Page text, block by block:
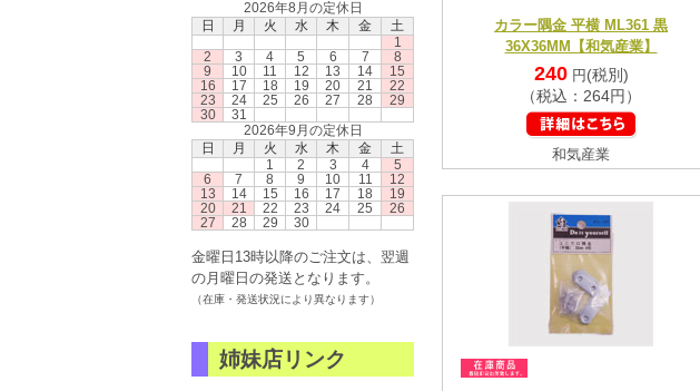
2026年8月の定休日
日
月 火 水 木 金
土
1
2
3 4 5 6 7
8
9
10 11 12 13 14
15
16
17 18 19 20 21
22
23
24 25 26 27 28
29
30
31
2026年9月の定休日
日
月 火 水 木 金
土
1
2 3 4
5
6
7 8 9 10 11
12
13
14 15 16 17 18
19
20
21 22 23 24 25
26
27
28 29 30
金曜日13時以降のご注文は、翌週
の月曜日の発送となります。
（在庫・発送状況により異なります）
姉妹店リンク
カラー隅金 平横 ML361 黒
36X36MM【和気産業】
240円 (税別)
（税込：264円）
和気産業